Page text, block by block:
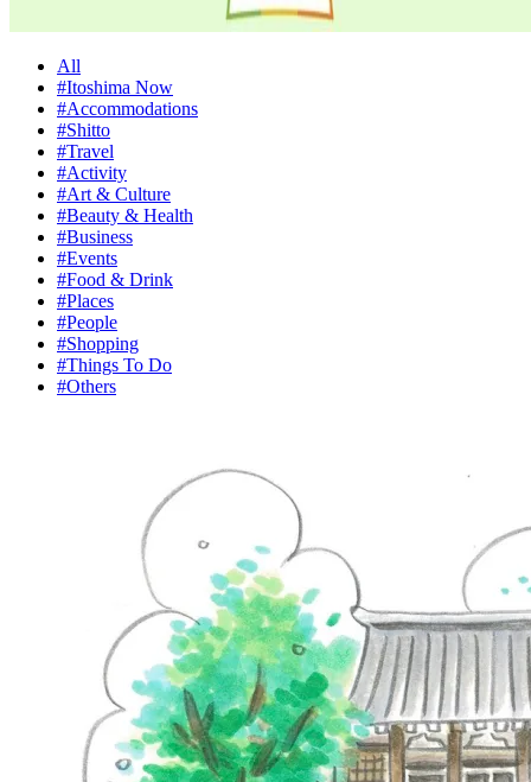
All
#Itoshima Now
#Accommodations
#Shitto
#Travel
#Activity
#Art & Culture
#Beauty & Health
#Business
#Events
#Food & Drink
#Places
#People
#Shopping
#Things To Do
#Others